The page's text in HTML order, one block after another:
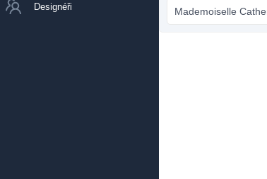
Designéři Mademoiselle